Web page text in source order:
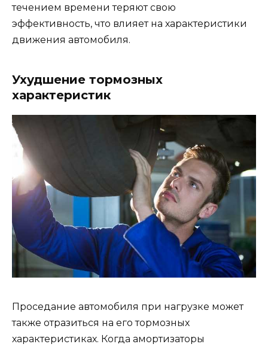
течением времени теряют свою
эффективность, что влияет на характеристики
движения автомобиля.
Ухудшение тормозных
характеристик
Проседание автомобиля при нагрузке может
также отразиться на его тормозных
характеристиках. Когда амортизаторы